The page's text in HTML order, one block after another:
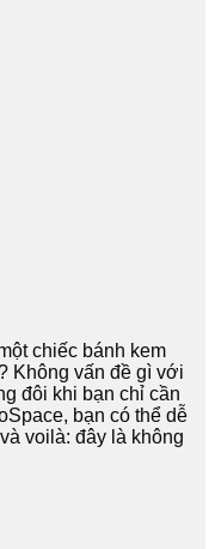
chiếc bánh kem
Không vấn đề gì với
đôi khi bạn chỉ cần
bạn có thể dễ
voilà: đây là không